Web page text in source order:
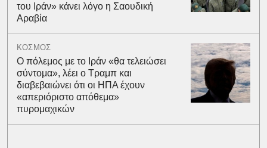
του Ιράν» κάνει λόγο η Σαουδική
Αραβία
ΚΟΣΜΟΣ
Ο πόλεμος με το Ιράν «θα τελειώσει
σύντομα», λέει ο Τραμπ και
διαβεβαιώνει ότι οι ΗΠΑ έχουν
«απεριόριστο απόθεμα»
πυρομαχικών